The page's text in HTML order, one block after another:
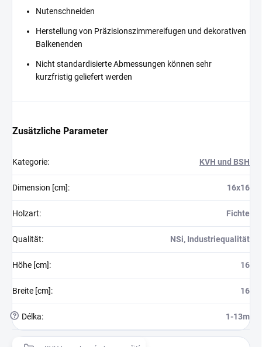
Nutenschneiden
Herstellung von Präzisionszimmereifugen und dekorativen
Balkenenden
Nicht standardisierte Abmessungen können sehr
kurzfristig geliefert werden
Zusätzliche Parameter
Kategorie: KVH und BSH
Dimension [cm]: 16x16
Holzart: Fichte
Qualität: NSi, Industriequalität
Höhe [cm]: 16
Breite [cm]: 16
? Délka: 1-13m